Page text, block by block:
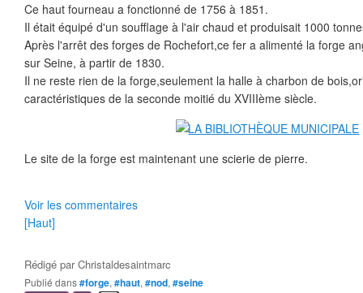
Ce haut fourneau a fonctionné de 1756 à 1851.
Il était équipé d'un soufflage à l'air chaud et produisait 1000
Après l'arrêt des forges de Rochefort,ce fer a alimenté la forge
sur Seine, à partir de 1830.
Il ne reste rien de la forge,seulement la halle à charbon de
caractéristiques de la seconde moitié du XVIIIème siècle.
Le site de la forge est maintenant une scierie de pierre.
Voir les commentaires
[Haut]
Rédigé parChristaldesaintmarc
Publié dans#forge, #haut, #nod, #seine